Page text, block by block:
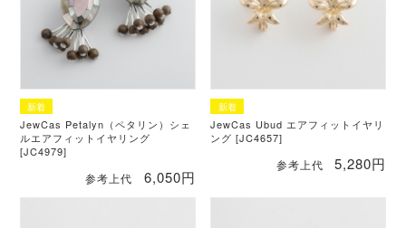
JewCas Petalyn（ペタリン）シェ
ルエアフィットイヤリング
[JC4979]
参考上代
6,050円
JewCas Ubud エアフィットイヤリ
ング [JC4657]
参考上代
5,280円